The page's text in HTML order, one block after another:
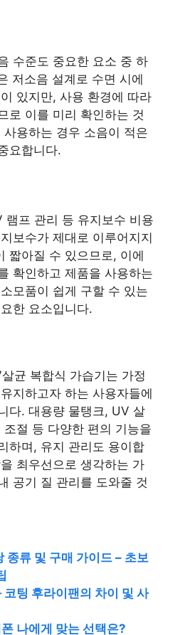
수준도 중요한 요소 중 하
저소음 설계로 수면 시에
있지만, 사용 환경에 따라
로 이를 미리 확인하는 것
용하는 경우 소음이 적은
요합니다.
램프 관리 등 유지보수 비용
보수가 제대로 이루어지지
짧아질 수 있으므로, 이에
확인하고 제품을 사용하는
모품이 쉽게 구할 수 있는
한 요소입니다.
균 복합식 가습기는 가정
지하고자 하는 사용자들에
다. 대용량 물탱크, UV 살
절 등 다양한 편의 기능을
하며, 유지 관리도 용이합
최우선으로 생각하는 가
공기 질 관리를 도와줄 것
종류 및 구매 가이드 – 초보
코팅 후라이팬의 차이 및 사
나에게 맞는 선택은?